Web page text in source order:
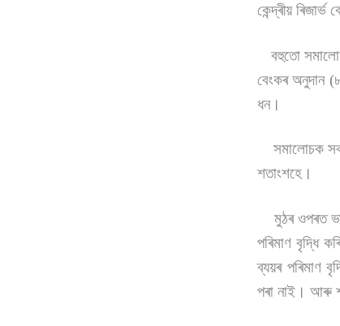
কেন্দ্ৰীয়
বহুতো
বেংকৰ অনুদান
ধন।
সমালোচক
শতাংশহে।
মুঠৰ ওপৰত
পৰিমাণ বৃদ্ধি
ব্যয়ৰ পৰিমাণ
পৰা নাই। আৰু